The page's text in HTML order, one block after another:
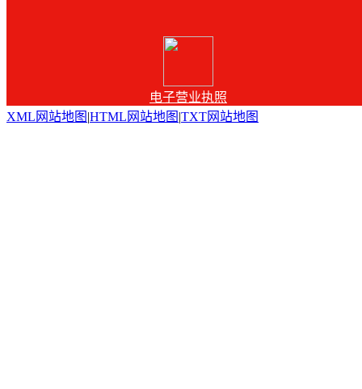
电子营业执照
XML网站地图 |HTML网站地图 |TXT网站地图